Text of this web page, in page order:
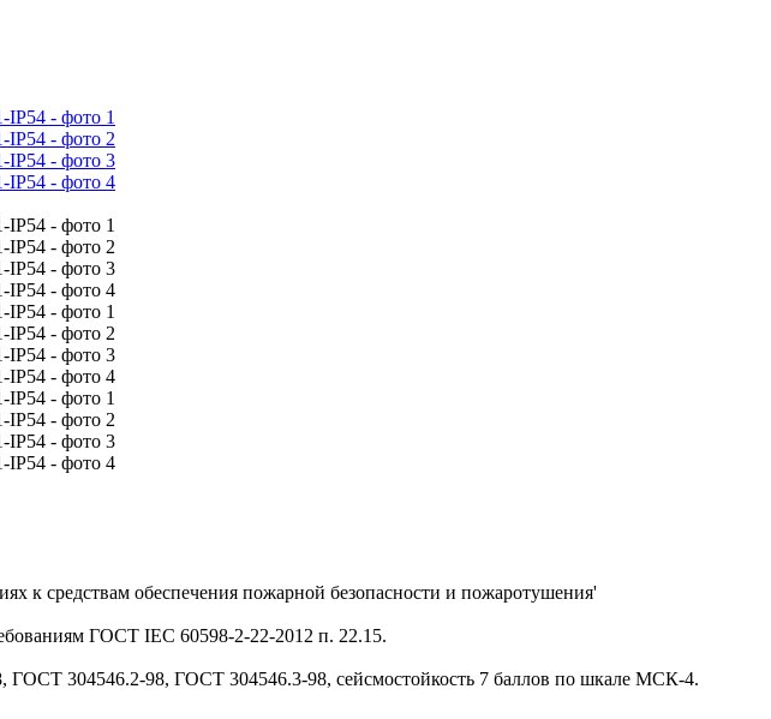
к средствам обеспечения пожарной безопасности и пожаротушения'
ГОСТ IEC 60598-2-22-2012 п. 22.15.
ГОСТ 304546.2-98, ГОСТ 304546.3-98, сейсмостойкость 7 баллов по шкале МСК-4.